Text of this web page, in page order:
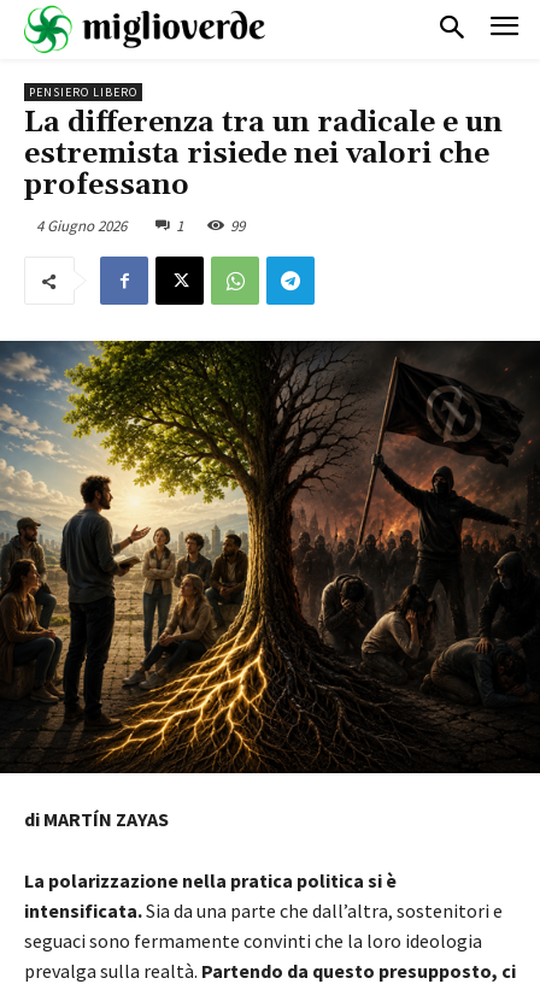
PENSIERO LIBERO
La differenza tra un radicale e un
estremista risiede nei valori che
professano
4 Giugno 2026 1 99
di MARTÍN ZAYAS
La polarizzazione nella pratica politica si è
intensificata.Sia da una parte che dall’altra, sostenitori e
seguaci sono fermamente convinti che la loro ideologia
prevalga sulla realtà. Partendo da questo presupposto, ci